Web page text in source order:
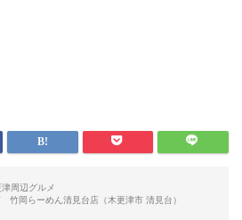
周辺グルメ
竹岡らーめん清見台店（木更津市 清見台）